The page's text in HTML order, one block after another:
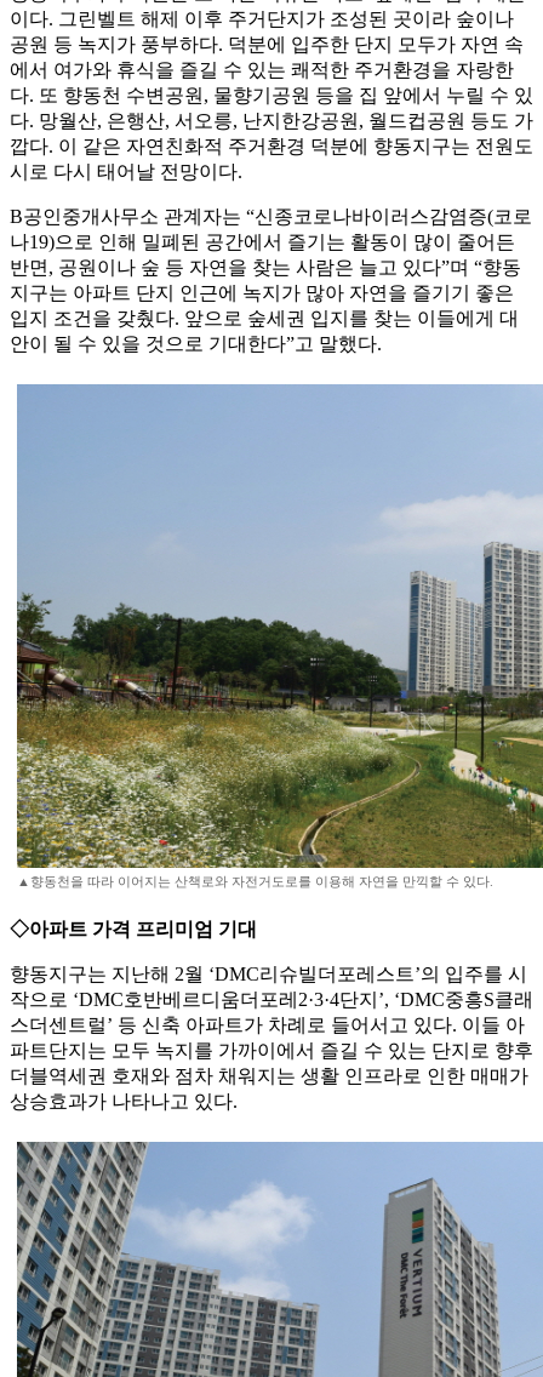
이다. 그린벨트 해제 이후 주거단지가 조성된 곳이라 숲이나
공원 등 녹지가 풍부하다. 덕분에 입주한 단지 모두가 자연 속
에서 여가와 휴식을 즐길 수 있는 쾌적한 주거환경을 자랑한
다. 또 향동천 수변공원, 물향기공원 등을 집 앞에서 누릴 수 있
다. 망월산, 은행산, 서오릉, 난지한강공원, 월드컵공원 등도 가
깝다. 이 같은 자연친화적 주거환경 덕분에 향동지구는 전원도
시로 다시 태어날 전망이다.
B공인중개사무소 관계자는 “신종코로나바이러스감염증(코로
나19)으로 인해 밀폐된 공간에서 즐기는 활동이 많이 줄어든
반면, 공원이나 숲 등 자연을 찾는 사람은 늘고 있다”며 “향동
지구는 아파트 단지 인근에 녹지가 많아 자연을 즐기기 좋은
입지 조건을 갖췄다. 앞으로 숲세권 입지를 찾는 이들에게 대
안이 될 수 있을 것으로 기대한다”고 말했다.
▲향동천을 따라 이어지는 산책로와 자전거도로를 이용해 자연을 만끽할 수 있다.
◇아파트 가격 프리미엄 기대
향동지구는 지난해 2월 ‘DMC리슈빌더포레스트’의 입주를 시
작으로 ‘DMC호반베르디움더포레2·3·4단지’, ‘DMC중흥S클래
스더센트럴’ 등 신축 아파트가 차례로 들어서고 있다. 이들 아
파트단지는 모두 녹지를 가까이에서 즐길 수 있는 단지로 향후
더블역세권 호재와 점차 채워지는 생활 인프라로 인한 매매가
상승효과가 나타나고 있다.